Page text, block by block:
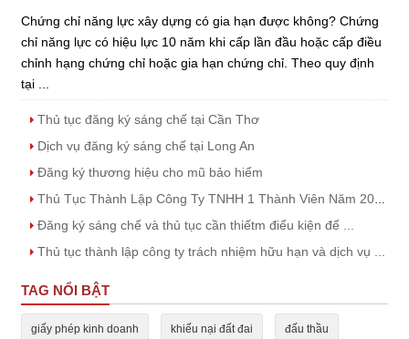
Chứng chỉ năng lực xây dựng có gia hạn được không? Chứng
chỉ năng lực có hiệu lực 10 năm khi cấp lần đầu hoặc cấp điều
chỉnh hạng chứng chỉ hoặc gia hạn chứng chỉ. Theo quy định
tại ...
Thủ tục đăng ký sáng chế tại Cần Thơ
Dịch vụ đăng ký sáng chế tại Long An
Đăng ký thương hiệu cho mũ bảo hiểm
Thủ Tục Thành Lập Công Ty TNHH 1 Thành Viên Năm 2023
Đăng ký sáng chế và thủ tục cần thiếtm điểu kiện để ...
Thủ tục thành lập công ty trách nhiệm hữu hạn và dịch vụ ...
TAG NỔI BẬT
giấy phép kinh doanh khiếu nại đất đai đấu thầu